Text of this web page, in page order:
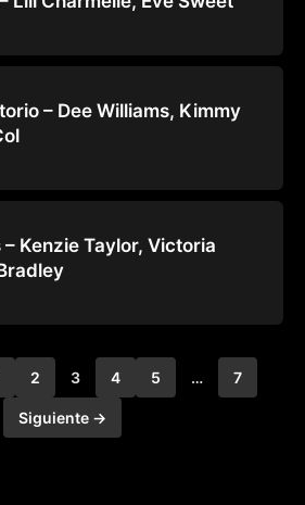
– Dee Williams, Kimmy
Kenzie Taylor, Victoria
2 3 4 5 … 7
Siguiente →